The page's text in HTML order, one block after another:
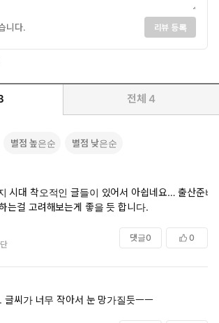
한 엄마 아빠는 기쁨도 잠시, 이런저런 걱정과
안해지기 마련이다. 임신으로 인한 몸의 변
비물, 산후조리 등 하나부터 열까지 모든 것이
산육아대백과>는 초보 엄마 아빠가 궁금해
신, 임신 개월별 생활 수칙, 시기별 태교, 다
티케어, 신생아 돌보기, 수유 노하우, 개월별
니다. 리뷰 등록
전체 4
별점 높은순 별점 낮은순
시대 착오적인 글들이 있어서 아쉽네요… 출산준비
는걸 고려해보는게 좋을 듯 합니다.
댓글0 0
글씨가 너무 작아서 눈 망가질듯ㅡㅡ